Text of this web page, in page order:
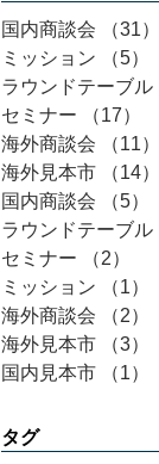
国内商談会 （31）
ミッション
（5）
ラウンドテーブル
セミナー
（17）
海外商談会
（11）
海外見本市
（14）
国内商談会
（5）
ラウンドテーブル
セミナー
（2）
ミッション
（1）
海外商談会
（2）
海外見本市
（3）
国内見本市
（1）
タグ